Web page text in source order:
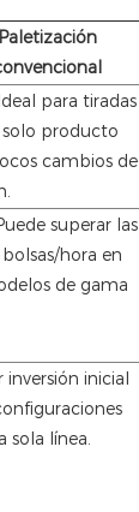
Paletización
para tiradas
producto
cambios de
superar las
hora en
de gama
inversión inicial
sola línea.